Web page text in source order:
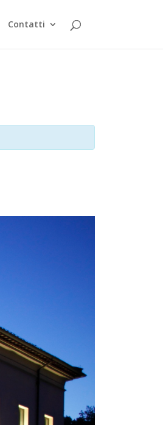
Contatti